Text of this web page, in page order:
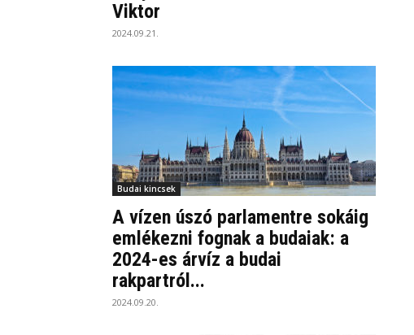
Viktor
2024.09.21.
Budai kincsek
A vízen úszó parlamentre sokáig
emlékezni fognak a budaiak: a
2024-es árvíz a budai
rakpartról...
2024.09.20.